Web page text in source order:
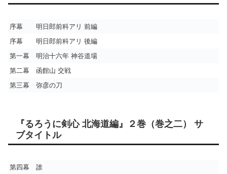
序幕 明日郎前科アリ 前編
序幕 明日郎前科アリ 後編
第一幕 明治十六年 神谷道場
第二幕 函館山 交戦
第三幕 弥彦の刀
『るろうに剣心 北海道編』２巻（巻之二） サ
ブタイトル
第四幕 誰